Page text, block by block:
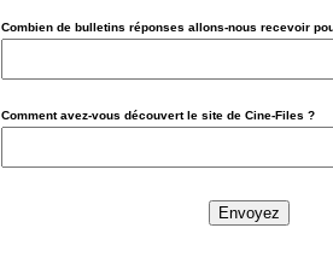
Combien de bulletins réponses allons-nous recevoir
Comment avez-vous découvert le site de Cine-Files ?